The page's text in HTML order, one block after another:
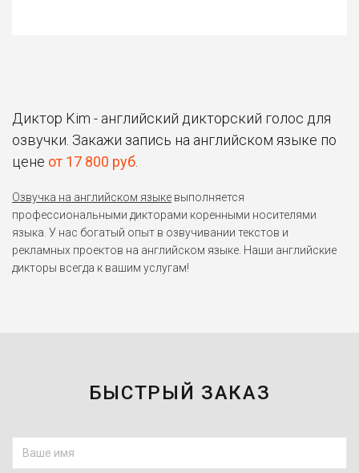
Диктор Kim - английский дикторский голос для
озвучки. Закажи запись на английском языке по
цене от 17 800 руб
Озвучка на английском языке выполняется
профессиональными дикторами коренными носителями
языка. У нас богатый опыт в озвучивании текстов и
рекламных проектов на английском языке. Наши английские
дикторы всегда к вашим услугам!
БЫСТРЫЙ ЗАКАЗ